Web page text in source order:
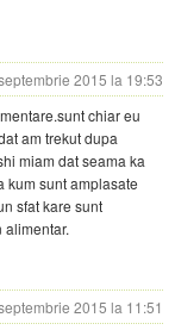
2015 la 19:53
chiar eu
am trekut dupa
miam dat seama ka
kum sunt amplasate
sfat kare sunt
2015 la 11:51